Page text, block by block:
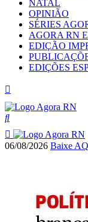
NATAL
OPINIÃO
SÉRIES
AGORA RN
EDIÇÃO
EDIÇÕES
06/08/2026 Baixe